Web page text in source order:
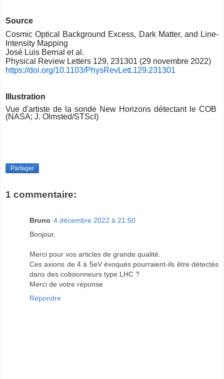
Source
Cosmic Optical Background Excess, Dark Matter, and Line-
Intensity Mapping
José Luis Bernal et al.
Physical Review Letters 129, 231301 (29 novembre 2022)
https://doi.org/10.1103/PhysRevLett.129.231301
Illustration
Vue d'artiste de la sonde New Horizons détectant le COB
(NASA; J. Olmsted/STScI)
Partager
1 commentaire:
Bruno 4 décembre 2022 à 21:50
Bonjour,
Merci pour vos articles de grande qualité.
Ces axions de 4 à 5eV évoqués pourraient-ils être détectés
dans des colisionneurs type LHC ?
Merci de votre réponse
Répondre